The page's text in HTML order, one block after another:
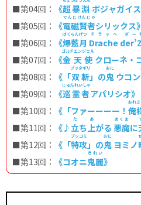
■第04回：
《超暴淵 ボジャガイス
■第05回：
《電磁賢者
でんじけんじゃ
シリックス》
■第06回：
《爆藍月
ばくらんげつ
Drache
ドラッヘ ダー
■第07回：
《金天使
ゴルドエンジェル
クローネ・
■第08回：
《「双斬
ブッタギリ
」の鬼
おに
ウコン
■第09回：
《巡霊者
じゅんれいしゃ
アパリシオ》
■第10回：
《「ファーーーー！ 俺
おれさ
■第11回：
《♪ 立
た
ち上
あ
がる 悪魔
あくま
に
■第12回：
《「特攻
ブッコミ
」の鬼
おに
ヨミノ
■第13回：
《コオニ鬼麗
きれい
》